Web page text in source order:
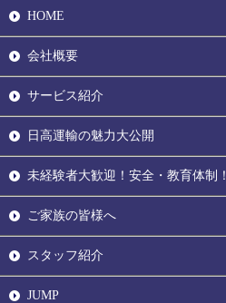
HOME
会社概要
サービス紹介
日高運輸の魅力大公開
未経験者大歓迎！安全・教育体制！
ご家族の皆様へ
スタッフ紹介
JUMP